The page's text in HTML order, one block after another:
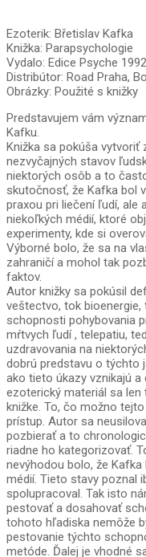
Ezoterik: Břetislav Kafka
Knižka: Parapsychologie
Vydalo: Edice Psyche 1992
Distribútor: Road Praha,
Obrázky: Použité s knižky
Predstavujem vám
Kafku.
Knižka sa pokúša vytvoriť
nezvyčajných stavov
niektorých osôb a to
skutočnosť, že Kafka bol
praxou pri liečení ľudí, ale
niekoľkých médií, ktoré
experimenty, kde si
Výborné bolo, že sa na
zahraničí a mohol tak
faktov.
Autor knižky sa pokúsil
veštectvo, tok bioenergie,
schopnosti pohybovania
mŕtvych ľudí , telepatiu,
uzdravovania na
dobrú predstavu o týchto
ako tieto úkazy vznikajú
ezoterický materiál sa len
knižke. To, čo možno
prístup. Autor sa
pozbierať a to
riadne ho kategorizovať.
nevýhodou bolo, že
médií. Tieto stavy poznal
spolupracoval. Tak isto
pestovať a dosahovať
tohoto hľadiska nemôže
pestovanie týchto
metóde. Ďalej je vhodné